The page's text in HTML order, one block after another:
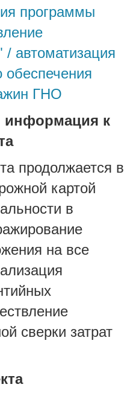
программы
/ автоматизация
обеспечения
ГНО
информация к
продолжается в
картой
в
на все
сверки затрат